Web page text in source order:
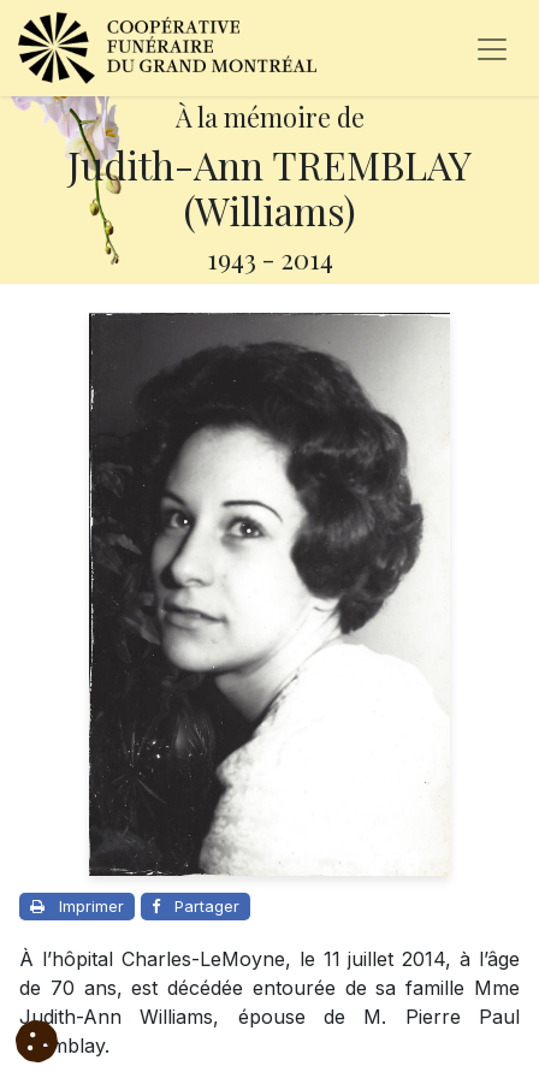
À la mémoire de
Judith-Ann TREMBLAY
(Williams)
1943 - 2014
Imprimer Partager
À l’hôpital Charles-LeMoyne, le 11 juillet 2014, à l’âge
de 70 ans, est décédée entourée de sa famille Mme
Judith-Ann Williams, épouse de M. Pierre Paul
Tremblay.